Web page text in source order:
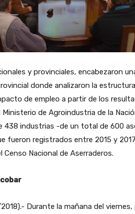
y provinciales, encabezaron
donde analizaron la
de empleo a partir de los
de Agroindustria de la
438 industrias -de un total de 600
fueron registrados entre 2015 y
Nacional de Aserraderos.
2018).- Durante la mañana del